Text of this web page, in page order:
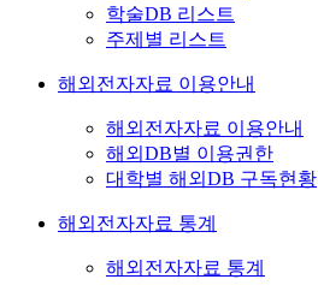
학술DB 리스트
주제별 리스트
해외전자자료 이용안내
해외전자자료 이용안내
해외DB별 이용권한
대학별 해외DB 구독현황
해외전자자료 통계
해외전자자료 통계